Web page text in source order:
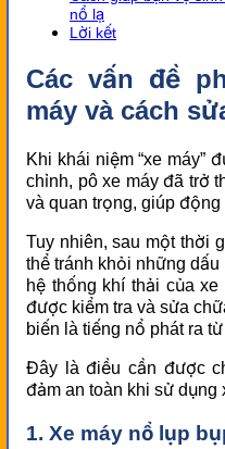
nổ lạ
Lời kết
Các vấn đề
máy và cách
Khi khái niệm “xe máy”
chỉnh, pô xe máy đã trở
và quan trọng, giúp
Tuy nhiên, sau một thời
thể tránh khỏi những
hệ thống khí thải của
được kiểm tra và sửa
biến là tiếng nổ phát ra
Đây là điều cần được
đảm an toàn khi sử dụng
1. Xe máy nổ lụp